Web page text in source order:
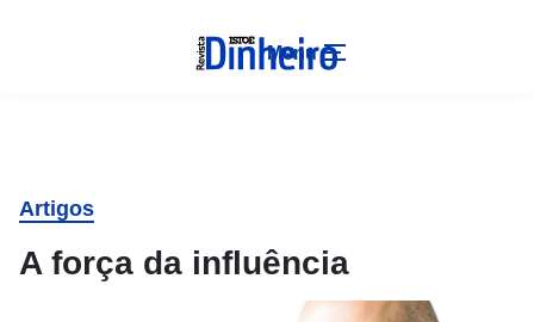
Menu
Artigos
A força da influência